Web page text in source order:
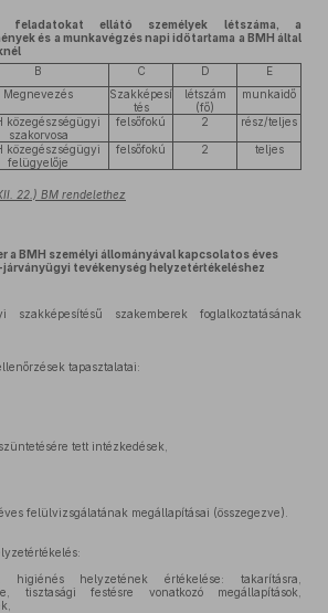
feladatokat ellátó személyek létszáma, a
és a munkavégzés napi időtartama a BMH által
B C D
E
Megnevezés
Szakképesí
tés
létszám
(fő)
munkaidő
közegészségügyi
szakorvosa
felsőfokú 2 rész/teljes
közegészségügyi
felügyelője
felsőfokú 2 teljes
22.) BM rendelethez
a BMH személyi állományával kapcsolatos éves
tevékenység helyzetértékeléshez
szakképesítésű szakemberek foglalkoztatásának
tapasztalatai:
tett intézkedések,
felülvizsgálatának megállapításai (összegezve).
helyzetének értékelése: takarításra,
tisztasági festésre vonatkozó megállapítások,